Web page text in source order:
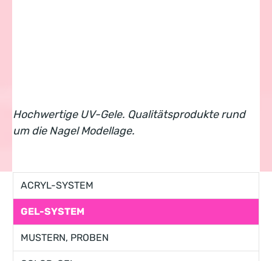
Hochwertige UV-Gele. Qualitätsprodukte rund
um die Nagel Modellage.
ACRYL-SYSTEM
GEL-SYSTEM
MUSTERN, PROBEN